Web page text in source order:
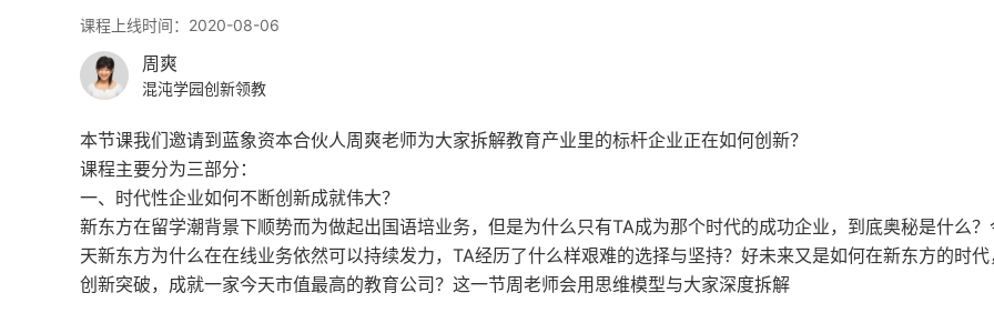
课程上线时间：2020-08-06
周爽
混沌学园创新领教
本节课我们邀请到蓝象资本合伙人周爽老师为大家拆解教育产业里的标杆企业正在如何创新？
课程主要分为三部分：
一、时代性企业如何不断创新成就伟大？
新东方在留学潮背景下顺势而为做起出国语培业务，但是为什么只有TA成为那个时代的成功企业，到底奥秘是什么？
天新东方为什么在在线业务依然可以持续发力，TA经历了什么样艰难的选择与坚持？好未来又是如何在新东方的时代
创新突破，成就一家今天市值最高的教育公司？这一节周老师会用思维模型与大家深度拆解